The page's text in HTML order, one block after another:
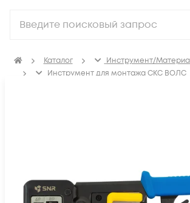
Каталог
Инструмент/
Инструмент для монтажа СКС ВОЛС